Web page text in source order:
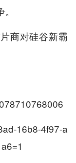
商对硅谷新霸
16b8-4f97-a